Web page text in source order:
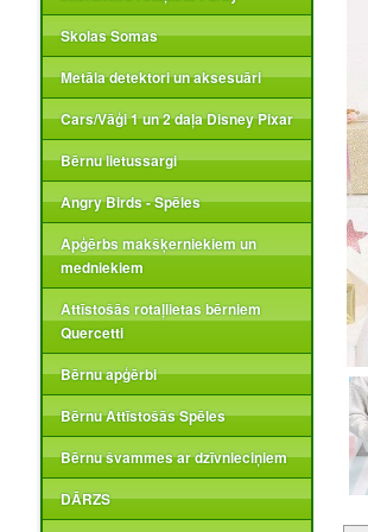
Skolas Somas
Metāla detektori un aksesuāri
Cars/Vāģi 1 un 2 daļa Disney Pixar
Bērnu lietussargi
Angry Birds - Spēles
Apģērbs makšķerniekiem un
medniekiem
Attīstošās rotaļlietas bērniem
Quercetti
Bērnu apģērbi
Bērnu Attīstošās Spēles
Bērnu švammes ar dzīvnieciņiem
DĀRZS